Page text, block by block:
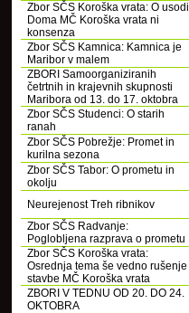
Zbor SČS Koroška vrata: O usodi
Doma MČ Koroška vrata ni
konsenza
Zbor SČS Kamnica: Kamnica je
Maribor v malem
ZBORI Samoorganiziranih
četrtnih in krajevnih skupnosti
Maribora od 13. do 17. oktobra
Zbor SČS Studenci: O starih
ranah
Zbor SČS Pobrežje: Promet in
kurilna sezona
Zbor SČS Tabor: O prometu in
okolju
Neurejenost Treh ribnikov
Zbor SČS Radvanje:
Poglobljena razprava o prometu
Zbor SČS Koroška vrata:
Osrednja tema še vedno rušenje
stavbe MČ Koroška vrata
ZBORI V TEDNU OD 20. DO 24.
OKTOBRA